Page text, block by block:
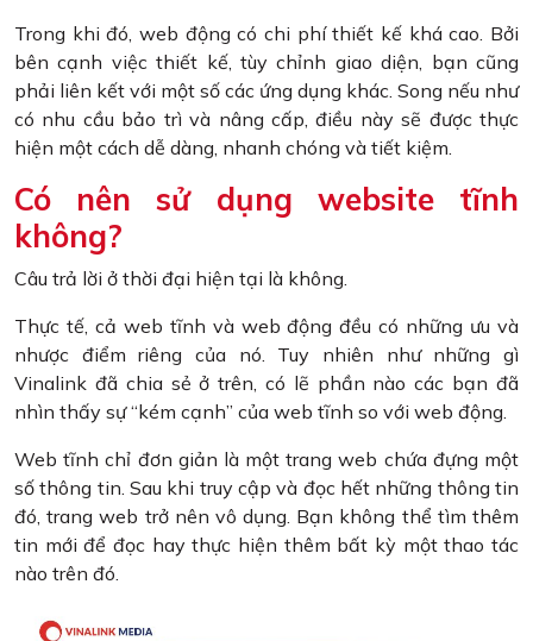
Trong khi đó, web động có chi phí thiết kế khá cao. Bởi
bên cạnh việc thiết kế, tùy chỉnh giao diện, bạn cũng
phải liên kết với một số các ứng dụng khác. Song nếu như
có nhu cầu bảo trì và nâng cấp, điều này sẽ được thực
hiện một cách dễ dàng, nhanh chóng và tiết kiệm.
Có nên sử dụng website tĩnh
không?
Câu trả lời ở thời đại hiện tại là không.
Thực tế, cả web tĩnh và web động đều có những ưu và
nhược điểm riêng của nó. Tuy nhiên như những gì
Vinalink đã chia sẻ ở trên, có lẽ phần nào các bạn đã
nhìn thấy sự “kém cạnh” của web tĩnh so với web động.
Web tĩnh chỉ đơn giản là một trang web chứa đựng một
số thông tin. Sau khi truy cập và đọc hết những thông tin
đó, trang web trở nên vô dụng. Bạn không thể tìm thêm
tin mới để đọc hay thực hiện thêm bất kỳ một thao tác
nào trên đó.